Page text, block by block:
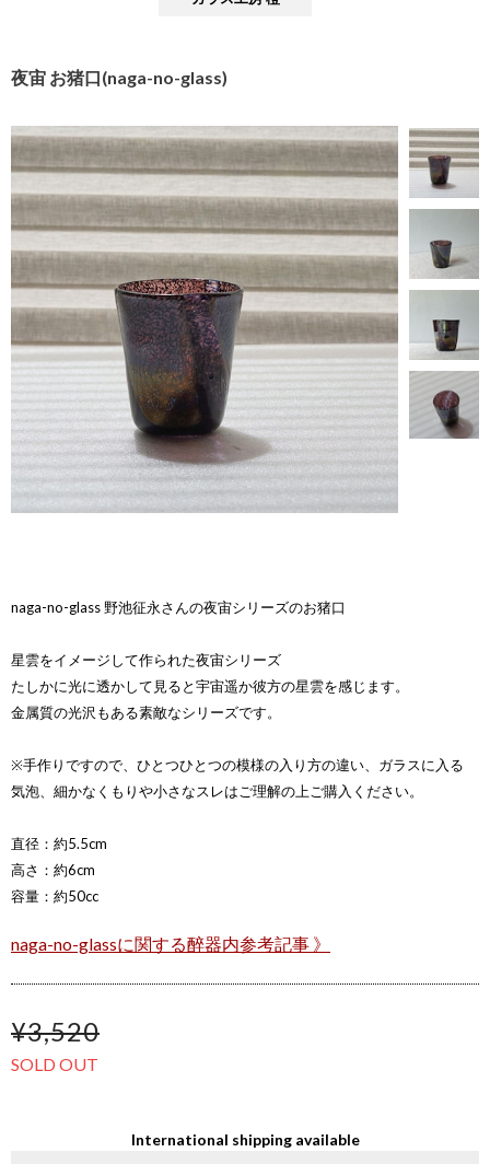
夜宙 お猪口(naga-no-glass)
naga-no-glass 野池征永さんの夜宙シリーズのお猪口
星雲をイメージして作られた夜宙シリーズ
たしかに光に透かして見ると宇宙遥か彼方の星雲を感じます。
金属質の光沢もある素敵なシリーズです。
※手作りですので、ひとつひとつの模様の入り方の違い、ガラスに入る
気泡、細かなくもりや小さなスレはご理解の上ご購入ください。
直径：約5.5cm
高さ：約6cm
容量：約50cc
naga-no-glassに関する醉器内参考記事 》
¥3,520
SOLD OUT
International shipping available